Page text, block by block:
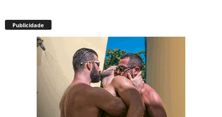
Publicidade